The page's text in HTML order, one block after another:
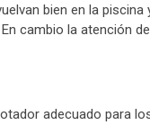
bien en la
cambio la atención
adecuado para